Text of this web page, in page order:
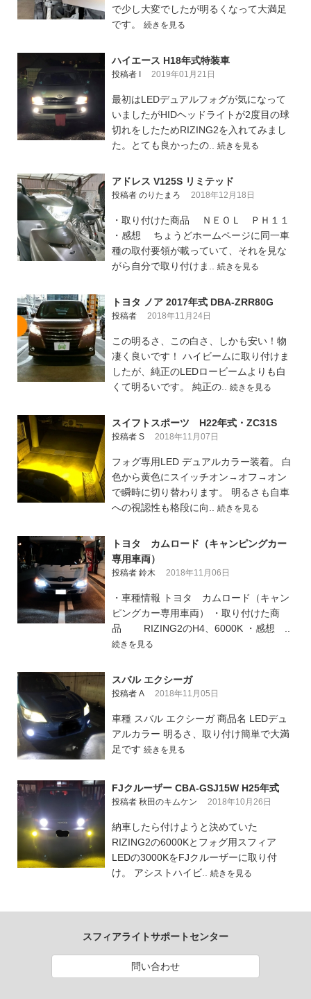
で少し大変でしたが明るくなって大満足
です。 続きを見る
ハイエース H18年式特装車
投稿者 I 2019年01月21日
最初はLEDデュアルフォグが気になって
いましたがHIDヘッドライトが2度目の球
切れをしたためRIZING2を入れてみまし
た。とても良かったの.. 続きを見る
アドレス V125S リミテッド
投稿者 のりたまろ 2018年12月18日
・取り付けた商品 ＮＥＯＬ ＰＨ１１
・感想 ちょうどホームページに同一車
種の取付要領が載っていて、それを見な
がら自分で取り付けま.. 続きを見る
トヨタ ノア 2017年式 DBA-ZRR80G
投稿者 2018年11月24日
この明るさ、この白さ、しかも安い！物
凄く良いです！ ハイビームに取り付けま
したが、純正のLEDロービームよりも白
くて明るいです。 純正の.. 続きを見る
スイフトスポーツ H22年式・ZC31S
投稿者 S 2018年11月07日
フォグ専用LED デュアルカラー装着。 白
色から黄色にスイッチオン→オフ→オン
で瞬時に切り替わります。 明るさも自車
への視認性も格段に向.. 続きを見る
トヨタ カムロード（キャンピングカー
専用車両）
投稿者 鈴木 2018年11月06日
・車種情報 トヨタ カムロード（キャン
ピングカー専用車両） ・取り付けた商
品 RIZING2のH4、6000K ・感想 ..
続きを見る
スバル エクシーガ
投稿者 A 2018年11月05日
車種 スバル エクシーガ 商品名 LEDデュ
アルカラー 明るさ、取り付け簡単で大満
足です 続きを見る
FJクルーザー CBA-GSJ15W H25年式
投稿者 秋田のキムケン 2018年10月26日
納車したら付けようと決めていた
RIZING2の6000Kとフォグ用スフィア
LEDの3000KをFJクルーザーに取り付
け。 アシストハイビ.. 続きを見る
スフィアライトサポートセンター
問い合わせ